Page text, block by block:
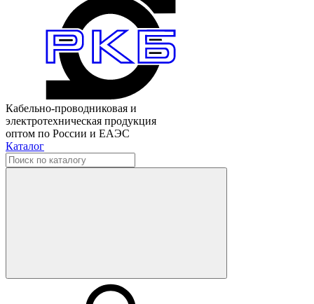
Кабельно-проводниковая и
электротехническая продукция
оптом по России и ЕАЭС
Каталог